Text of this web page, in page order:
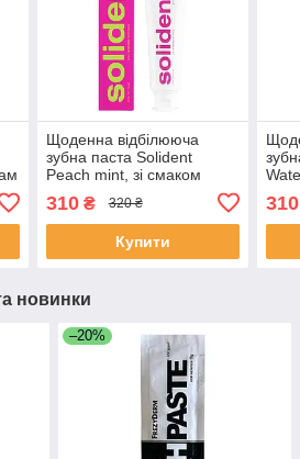
Щоденна відбілююча
зубна паста Solident
Peach mint, зі смаком
310₴ 320 ₴
Купити
310
новинки
–20%